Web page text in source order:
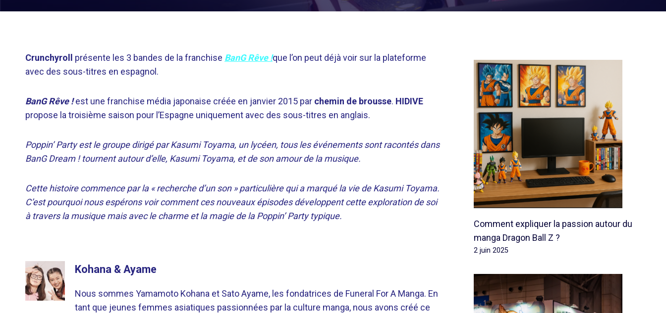
Crunchyroll présente les 3 bandes de la franchise BanG Rêve !que l’on peut déjà voir sur la plateforme
avec des sous-titres en espagnol.
BanG Rêve !est une franchise média japonaise créée en janvier 2015 par chemin de brousse. HIDIVE
propose la troisième saison pour l’Espagne uniquement avec des sous-titres en anglais.
Poppin’ Party est le groupe dirigé par Kasumi Toyama, un lycéen, tous les événements sont racontés dans
BanG Dream ! tournent autour d’elle, Kasumi Toyama, et de son amour de la musique.
Cette histoire commence par la « recherche d’un son » particulière qui a marqué la vie de Kasumi Toyama.
C’est pourquoi nous espérons voir comment ces nouveaux épisodes développent cette exploration de soi
à travers la musique mais avec le charme et la magie de la Poppin’ Party typique.
Kohana & Ayame
Nous sommes Yamamoto Kohana et Sato Ayame, les fondatrices de Funeral For A Manga. En
tant que jeunes femmes asiatiques passionnées par la culture manga, nous avons créé ce
Comment expliquer la passion autour du
manga Dragon Ball Z ?
2 juin 2025